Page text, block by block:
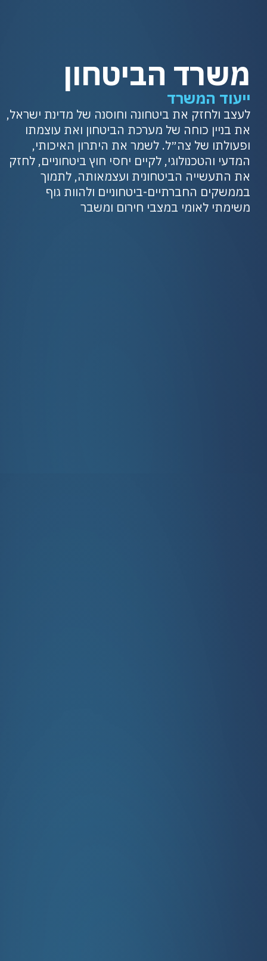
משרד הביטחון
ייעוד המשרד
לעצב ולחזק את ביטחונה וחוסנה של מדינת ישראל,
את בניין כוחה של מערכת הביטחון ואת עוצמתו
ופעולתו של צה״ל. לשמר את היתרון האיכותי,
המדעי והטכנולוגי, לקיים יחסי חוץ ביטחוניים, לחזק
את התעשייה הביטחונית ועצמאותה, לתמוך
בממשקים החברתיים-ביטחוניים ולהוות גוף
משימתי לאומי במצבי חירום ומשבר